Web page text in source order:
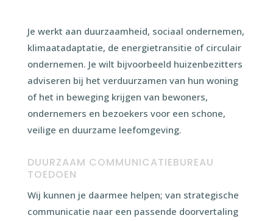
Je werkt aan duurzaamheid, sociaal ondernemen,
klimaatadaptatie, de energietransitie of circulair
ondernemen. Je wilt bijvoorbeeld huizenbezitters
adviseren bij het verduurzamen van hun woning
of het in beweging krijgen van bewoners,
ondernemers en bezoekers voor een schone,
veilige en duurzame leefomgeving.
DUURZAAM COMMUNICATIEBUREAU
TOEDOEN
Wij kunnen je daarmee helpen; van strategische
communicatie naar een passende doorvertaling